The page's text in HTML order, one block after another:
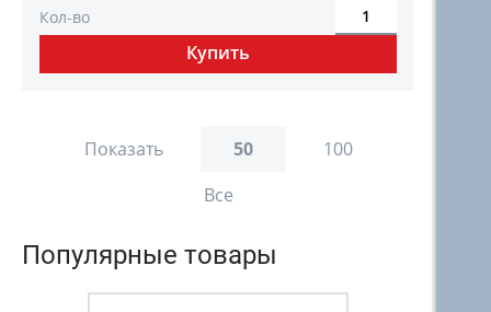
Кол-во
Показать 50
100
Все
Популярные товары